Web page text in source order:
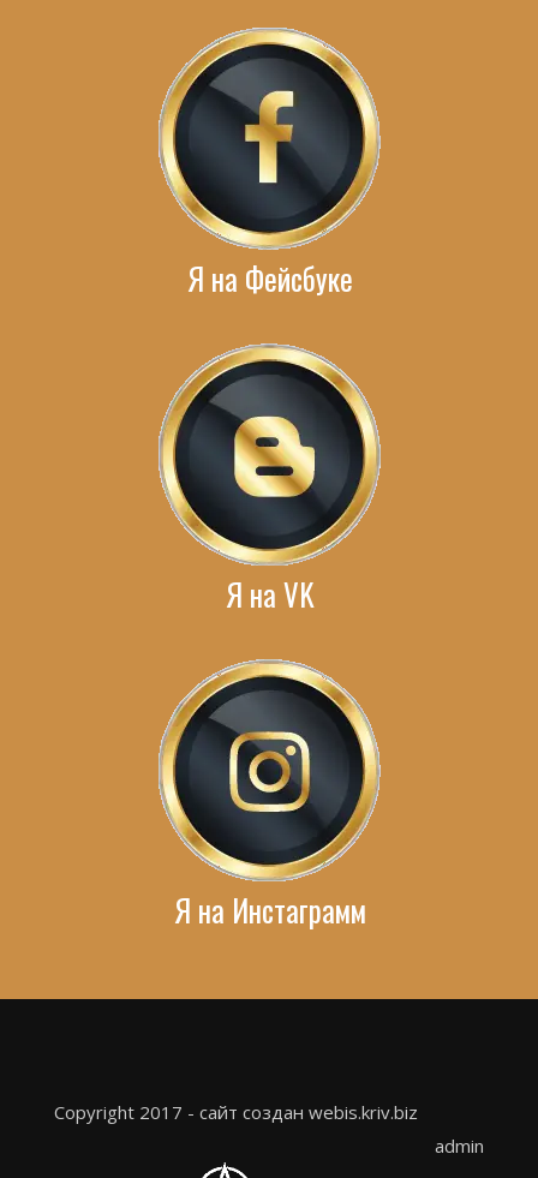
Я на Фейсбуке
Я на VK
Я на Инстаграмм
Copyright 2017 - сайт создан webis.kriv.biz
admin